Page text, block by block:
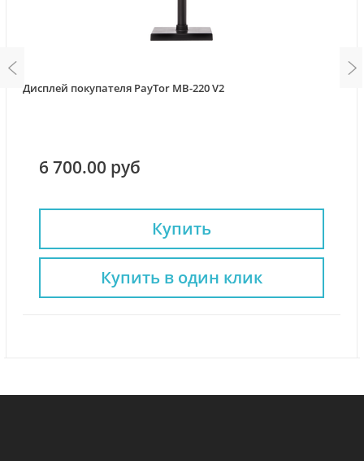
Дисплей покупателя PayTor MB-220 V2
6 700.00 руб
Купить
Купить в один клик